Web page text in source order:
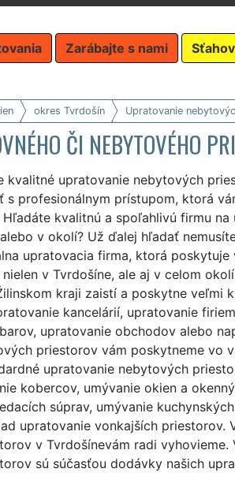
Zarábajte s nami
okres Tvrdošín Upratovanie
ČI NEBYTOVÉHO
kvalitné upratovanie nebytových
s profesionálnym prístupom, ktorá
Hľadáte kvalitnú a spoľahlivú firmu
v okolí? Už ďalej hľadať
upratovacia firma, ktorá
v Tvrdošíne, ale aj v celom
kraji zaistí a poskytne veľmi
kancelárií, upratovanie
upratovanie obchodov alebo
priestorov vám poskytneme vo
upratovanie nebytových
kobercov, umývanie okien a
súprav, umývanie
upratovanie vonkajších
v Tvrdošínevám radi
sú súčasťou dodávky našich